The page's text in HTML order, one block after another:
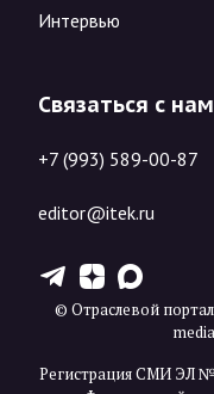
Интервью
Связаться с
+7 (993) 589-00-87
editor@itek.ru
T Z X
© Отраслевой
Регистрация СМИ ЭЛ